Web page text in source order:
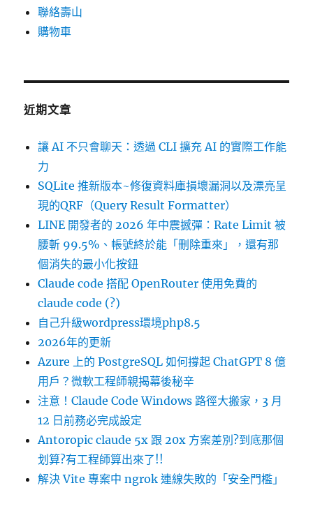
聯絡壽山
購物車
近期文章
讓 AI 不只會聊天：透過 CLI 擴充 AI 的實際工作能
力
SQLite 推新版本~修復資料庫損壞漏洞以及漂亮呈
現的QRF（Query Result Formatter）
LINE 開發者的 2026 年中震撼彈：Rate Limit 被
腰斬 99.5%、帳號終於能「刪除重來」，還有那
個消失的最小化按鈕
Claude code 搭配 OpenRouter 使用免費的
claude code (?)
自己升級wordpress環境php8.5
2026年的更新
Azure 上的 PostgreSQL 如何撐起 ChatGPT 8 億
用戶？微軟工程師親揭幕後秘辛
注意！Claude Code Windows 路徑大搬家，3 月
12 日前務必完成設定
Antoropic claude 5x 跟 20x 方案差別?到底那個
划算?有工程師算出來了!!
解決 Vite 專案中 ngrok 連線失敗的「安全門檻」